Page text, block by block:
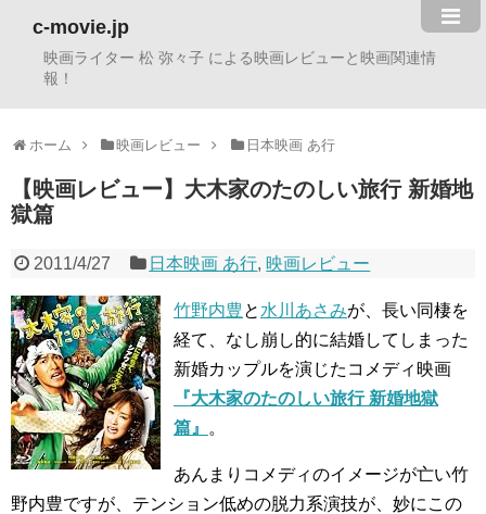
c-movie.jp
映画ライター 松 弥々子 による映画レビューと映画関連情
報！
ホーム 映画レビュー 日本映画 あ行
【映画レビュー】大木家のたのしい旅行 新婚地
獄篇
2011/4/27 日本映画 あ行, 映画レビュー
竹野内豊と 水川あさみが、長い同棲を
経て、なし崩し的に結婚してしまった
新婚カップルを演じたコメディ映画
『大木家のたのしい旅行 新婚地獄
篇』
。
あんまりコメディのイメージが亡い竹
野内豊ですが、テンション低めの脱力系演技が、妙にこの